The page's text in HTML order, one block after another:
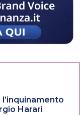
Harari